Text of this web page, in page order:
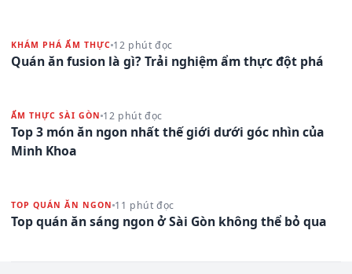
KHÁM PHÁ ẨM THỰC 12 phút đọc
Quán ăn fusion là gì? Trải nghiệm ẩm thực đột phá
ẨM THỰC SÀI GÒN 12 phút đọc
Top 3 món ăn ngon nhất thế giới dưới góc nhìn của
Minh Khoa
TOP QUÁN ĂN NGON 11 phút đọc
Top quán ăn sáng ngon ở Sài Gòn không thể bỏ qua